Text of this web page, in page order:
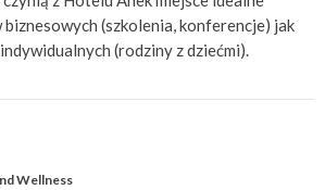
(szkolenia, konferencje) jak
(rodziny z dziećmi).
Wellness